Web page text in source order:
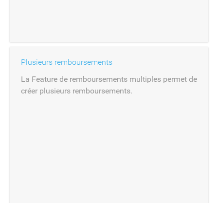
Plusieurs remboursements
La Feature de remboursements multiples permet de
créer plusieurs remboursements.